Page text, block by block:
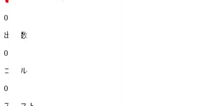
0
出場数
0
ゴール
0